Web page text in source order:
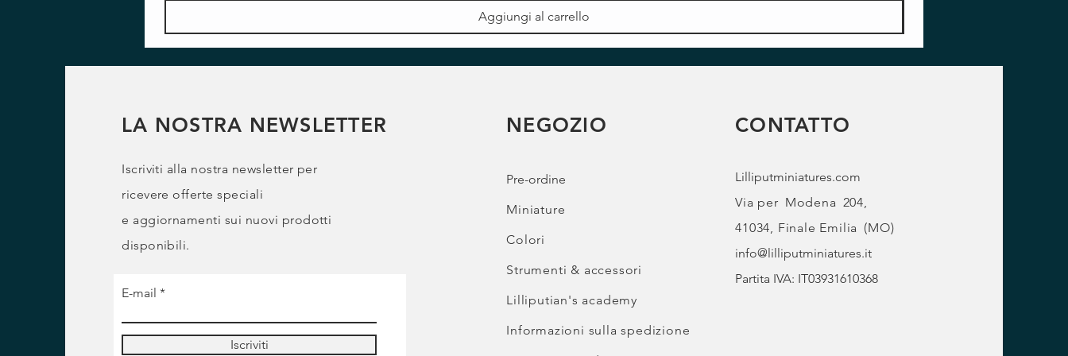
Aggiungi al carrello
LA NOSTRA NEWSLETTER
Iscriviti alla nostra newsletter per
ricevere offerte speciali
e aggiornamenti sui nuovi prodotti
disponibili.
E-mail
Iscriviti
NEGOZIO
Pre-ordine
Miniature
Colori
Strumenti & accessori
Lilliputian's academy
Informazioni sulla spedizione
CONTATTO
Lilliputminiatures.com
Via per Modena 204,
41034, Finale Emilia (MO)
info@lilliputminiatures.it
Partita IVA: IT03931610368